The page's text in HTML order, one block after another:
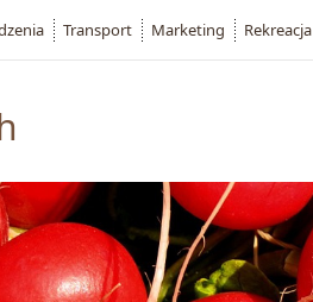
Transport Marketing Rekreacja